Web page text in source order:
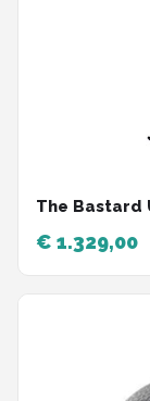
The Bastard
€ 1.329,00